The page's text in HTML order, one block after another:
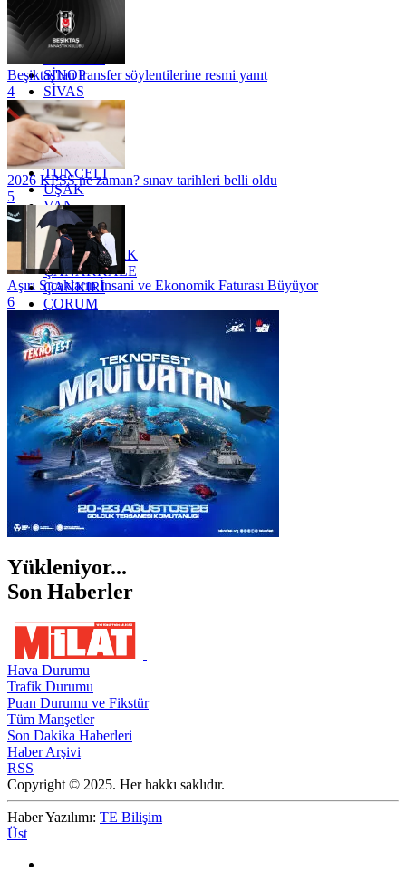
OSMANİYE
RİZE
SAKARYA
SİNOP
SİVAS
SİİRT
TEKİRDAĞ
TOKAT
TRABZON
TUNCELİ
UŞAK
VAN
YALOVA
YOZGAT
ZONGULDAK
ÇANAKKALE
ÇANKIRI
ÇORUM
İSTANBUL
İZMİR
ŞANLIURFA
ŞIRNAK
Beşiktaş'tan transfer söylentilerine resmi yanıt
4
2026 KPSS ne zaman? sınav tarihleri belli oldu
5
Aşırı Sıcakların İnsani ve Ekonomik Faturası Büyüyor
6
Yükleniyor...
Son Haberler
Hava Durumu
Trafik Durumu
Puan Durumu ve Fikstür
Tüm Manşetler
Son Dakika Haberleri
Haber Arşivi
RSS
Copyright © 2025. Her hakkı saklıdır.
Haber Yazılımı: TE Bilişim
Üst